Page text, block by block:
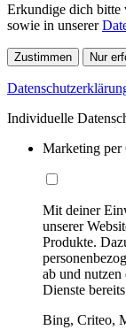
Erkundige dich bitte
sowie in unserer
Zustimmen Nur
Individuelle
Marketing per
Mit deiner
unserer
Produkte.
ab und nutzen
Dienste
Bing, Criteo,